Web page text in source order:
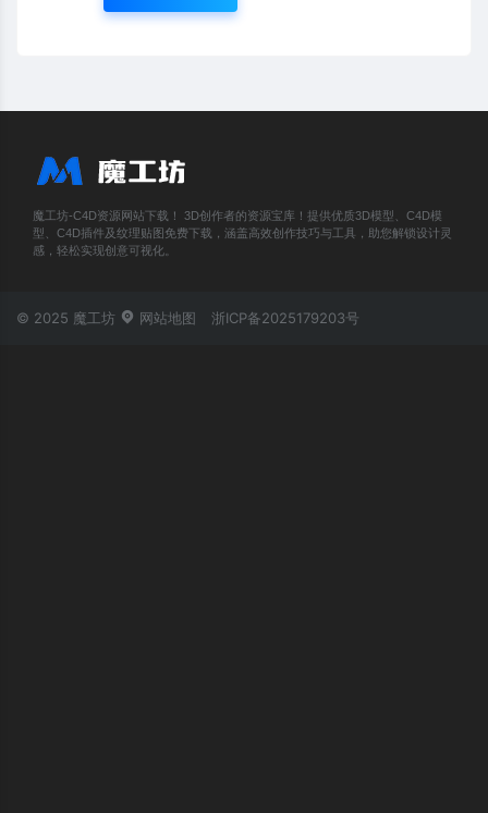
魔工坊-C4D资源网站下载！ 3D创作者的资源宝库！提供优质3D模型、C4D模
型、C4D插件及纹理贴图免费下载，涵盖高效创作技巧与工具，助您解锁设计灵
感，轻松实现创意可视化。
© 2025 魔工坊 网站地图 浙ICP备2025179203号